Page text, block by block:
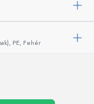
PE, Fehér